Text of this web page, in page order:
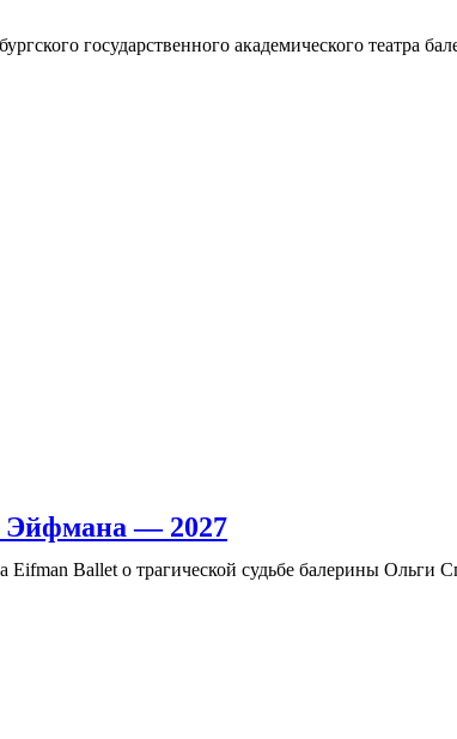
государственного академического театра
Эйфмана — 2027
Ballet о трагической судьбе балерины Ольги